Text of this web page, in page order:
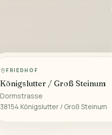
FRIEDHOF
Königslutter / Groß Steinum
Dormstrasse
38154 Königslutter / Groß Steinum